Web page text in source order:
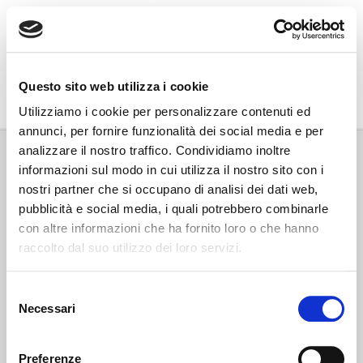
Questo sito web utilizza i cookie
Utilizziamo i cookie per personalizzare contenuti ed
annunci, per fornire funzionalità dei social media e per
analizzare il nostro traffico. Condividiamo inoltre
informazioni sul modo in cui utilizza il nostro sito con i
nostri partner che si occupano di analisi dei dati web,
pubblicità e social media, i quali potrebbero combinarle
con altre informazioni che ha fornito loro o che hanno
raccolto dal suo utilizzo dei loro servizi.
delNecessari
Preferenze
Associazione Go Wine
Via Vida, 6
12051 Alba (Cn)
tel. +39 0173 364631
Codice SDI: USAL8PV
PEC gowine@legalmail.it
info@gowinet.it